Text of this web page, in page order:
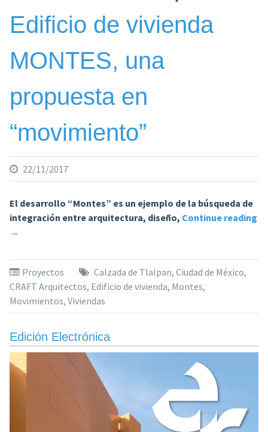
Edificio de vivienda
MONTES, una
propuesta en
“movimiento”
22/11/2017
El desarrollo “Montes” es un ejemplo de la búsqueda de
integración entre arquitectura, diseño, Continue reading
«Edificio
vivienda
MONTES,
una
propuesta
“movimiento”»
→
Proyectos Calzada de Tlalpan, Ciudad de México,
CRAFT Arquitectos, Edificio de vivienda, Montes,
Movimientos, Viviendas
Edición Electrónica